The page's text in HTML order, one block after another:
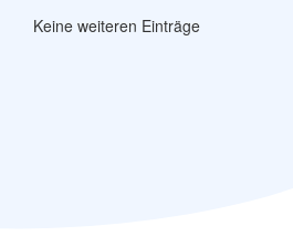
Keine weiteren Einträge